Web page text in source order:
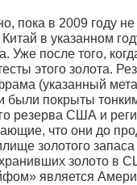
пока в 2009 году не
в указанном
Уже после того,
этого золота.
(указанный
были покрыты
резерва США и
что они до
золотого
золото в
является